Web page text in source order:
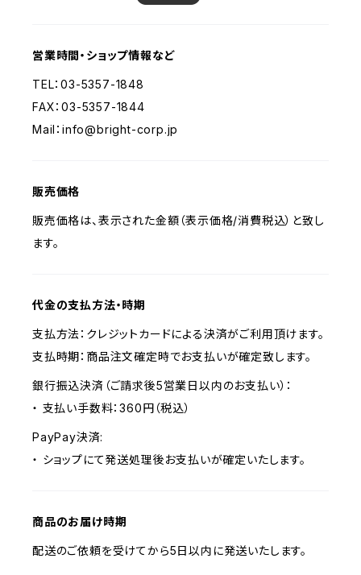
営業時間・ショップ情報など
TEL：03-5357-1848
FAX：03-5357-1844
Mail： info@bright-corp.jp
販売価格
販売価格は、表示された金額（表示価格/消費税込）と致し
ます。
代金の支払方法・時期
支払方法：クレジットカードによる決済がご利用頂けます。
支払時期：商品注文確定時でお支払いが確定致します。
銀行振込決済（ご請求後5営業日以内のお支払い）：
・ 支払い手数料：360円（税込）
PayPay決済:
・ ショップにて発送処理後お支払いが確定いたします。
商品のお届け時期
配送のご依頼を受けてから5日以内に発送いたします。